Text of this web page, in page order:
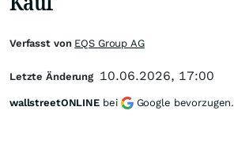
Verfasst von EQS Group AG
Letzte Änderung 10.06.2026, 17:00
wallstreetONLINE bei Google bevorzugen.